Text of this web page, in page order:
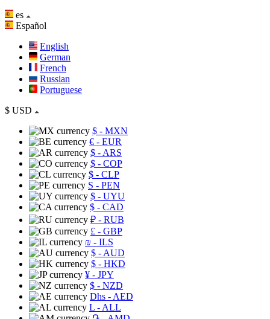
es
Español
English
German
French
Russian
Portuguese
$ USD
$ - MXN
€ - EUR
$ - ARS
$ - COP
$ - CLP
S - PEN
$ - UYU
$ - CAD
₽ - RUB
£ - GBP
₪ - ILS
$ - AUD
$ - HKD
¥ - JPY
$ - NZD
Dhs - AED
L - ALL